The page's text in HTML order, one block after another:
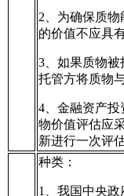
2、为确保质
的价值不应具
3、如果质物
托管方将质物
4、金融资产
物价值评估应
新进行一次评估
种类：
1、我国中央